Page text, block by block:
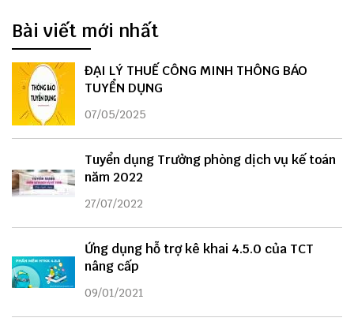
Bài viết mới nhất
ĐẠI LÝ THUẾ CÔNG MINH THÔNG BÁO
TUYỂN DỤNG
07/05/2025
Tuyển dụng Trưởng phòng dịch vụ kế toán
năm 2022
27/07/2022
Ứng dụng hỗ trợ kê khai 4.5.0 của TCT
nâng cấp
09/01/2021